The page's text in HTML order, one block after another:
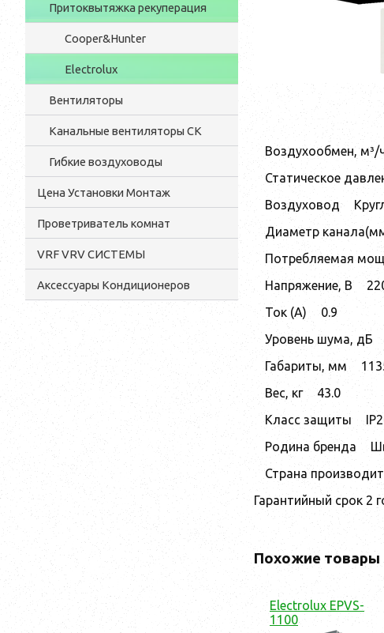
Притоквытяжка рекуперация
Cooper&Hunter
Electrolux
Вентиляторы
Канальные вентиляторы CK
Гибкие воздуховоды
Цена Установки Монтаж
Проветриватель комнат
VRF VRV СИСТЕМЫ
Аксессуары Кондиционеров
Воздухообмен, м³/
Статическое
Воздуховод
Диаметр
Потребляемая
Напряжение, В
Ток (А)
0.9
Уровень шума, дБ
Габариты, мм
Вес, кг
43.0
Класс защиты
Родина бренда
Страна
Гарантийный срок 2
Похожие товары
Electrolux EPVS-
1100